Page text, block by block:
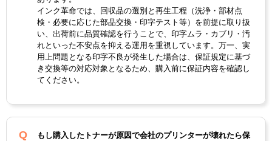
カラー
ブラッ
ク
シアン
マゼン
タ
イエロ
ー
ICチッ
プ
あり
製品タ
インク革命では、回収品の選別と再生工程（洗浄・部材点
検・必要に応じた部品交換・印字テスト等）を前提に取り扱
い、出荷前に品質確認を行うことで、印字ムラ・カブリ・汚
れといった不安点を抑える運用を重視しています。万一、実
用上問題となる印字不良が発生した場合は、保証規定に基づ
き交換等の対応対象となるため、購入前に保証内容を確認し
てください。
もし購入したトナーが原因で会社のプリンターが壊れたら保